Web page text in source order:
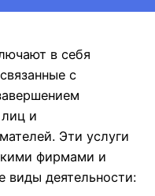
в себя
с
и
Эти услуги
фирмами и
виды деятельности: